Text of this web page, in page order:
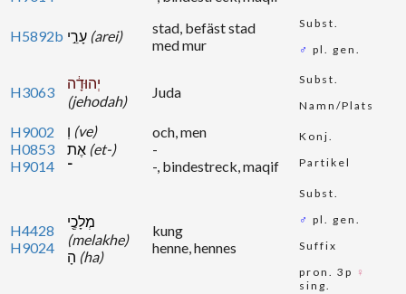
H5892b (arei)
stad, befäst stad
med mur
Subst.
♂ pl. gen.
H3063
יְהוּדָ֔ה
(jehodah)
Juda
Subst.
Namn/Plats
H9002
H0853
H9014
(ve)
(et-)
־
och, men
-
-, bindestreck, maqif
Konj.
Partikel
H4428
H9024
מְלָכֶ֖י
(melakhe)
(ha)
kung
henne, hennes
Subst.
♂ pl. gen.
Suffix
pron. 3p ♀
sing.